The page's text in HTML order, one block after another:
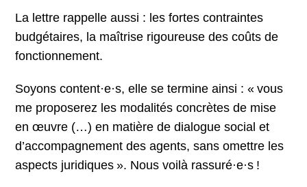
La lettre rappelle aussi : les fortes contraintes
budgétaires, la maîtrise rigoureuse des coûts de
fonctionnement.
Soyons content·e·s, elle se termine ainsi : « vous
me proposerez les modalités concrètes de mise
en œuvre (…) en matière de dialogue social et
d’accompagnement des agents, sans omettre les
aspects juridiques ». Nous voilà rassuré·e·s !